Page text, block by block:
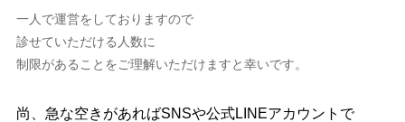
一人で運営をしておりますので
診せていただける人数に
制限があることをご理解いただけますと幸いです。
尚、急な空きがあればSNSや公式LINEアカウントで